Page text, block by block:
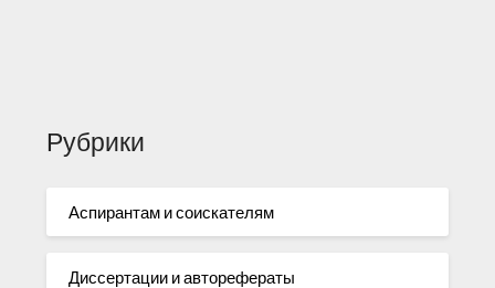
Рубрики
Аспирантам и соискателям
Диссертации и авторефераты